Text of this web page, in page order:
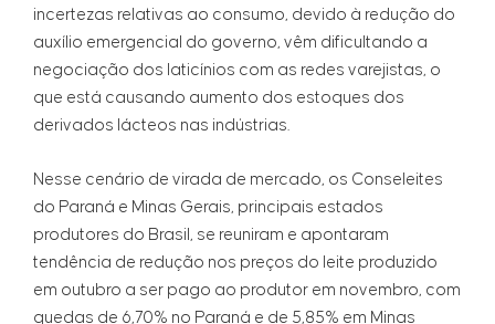
incertezas relativas ao consumo, devido à redução do
auxílio emergencial do governo, vêm dificultando a
negociação dos laticínios com as redes varejistas, o
que está causando aumento dos estoques dos
derivados lácteos nas indústrias.
Nesse cenário de virada de mercado, os Conseleites
do Paraná e Minas Gerais, principais estados
produtores do Brasil, se reuniram e apontaram
tendência de redução nos preços do leite produzido
em outubro a ser pago ao produtor em novembro, com
quedas de 6,70% no Paraná e de 5,85% em Minas